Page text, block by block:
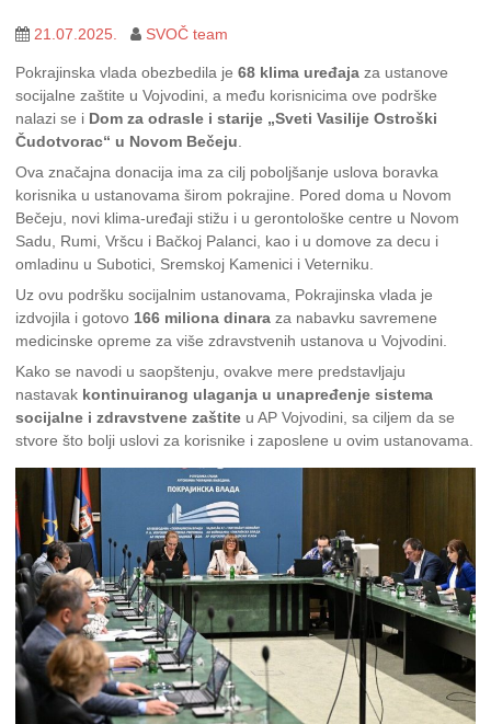
21.07.2025. SVOČ team
Pokrajinska vlada obezbedila je 68 klima uređaja za ustanove
socijalne zaštite u Vojvodini, a među korisnicima ove podrške
nalazi se i Dom za odrasle i starije „Sveti Vasilije Ostroški
Čudotvorac“ u Novom Bečeju
Ova značajna donacija ima za cilj poboljšanje uslova boravka
korisnika u ustanovama širom pokrajine. Pored doma u Novom
Bečeju, novi klima-uređaji stižu i u gerontološke centre u Novom
Sadu, Rumi, Vršcu i Bačkoj Palanci, kao i u domove za decu i
omladinu u Subotici, Sremskoj Kamenici i Veterniku.
Uz ovu podršku socijalnim ustanovama, Pokrajinska vlada je
izdvojila i gotovo 166 miliona dinara za nabavku savremene
medicinske opreme za više zdravstvenih ustanova u Vojvodini.
Kako se navodi u saopštenju, ovakve mere predstavljaju
nastavak kontinuiranog ulaganja u unapređenje sistema
socijalne i zdravstvene zaštite u AP Vojvodini, sa ciljem da se
stvore što bolji uslovi za korisnike i zaposlene u ovim ustanovama.